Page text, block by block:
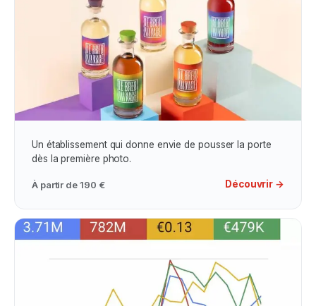
Photos Professionnelles
Un établissement qui donne envie de pousser la porte
dès la première photo.
À partir de190 € Découvrir →